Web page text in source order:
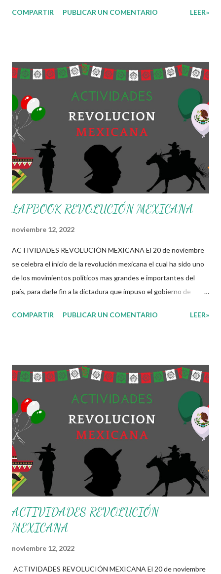
Francisco I Madero con el Plan de San Luis, este movimiento fue
por parte de los mexicanos en aquella época. Es por eso
compartir una serie de actividades que nos permitan trabajar
con nuestros aprendientes temas que les ayudaran conocer
mas sobre sobre la revolución mexicana y fomentar el
nacionalismo en ellos. Recuerden que los materiales que aquí
les compartimos se hacen con fin educativo, didáctico e
informativo, damos gracias a todo...
COMPARTIR PUBLICAR UN COMENTARIO LEER»
LAPBOOK REVOLUCIÓN MEXICANA
noviembre 12, 2022
ACTIVIDADES REVOLUCIÓN MEXICANA El 20 de noviembre
se celebra el inicio de la revolución mexicana el cual ha sido uno
de los movimientos políticos mas grandes e importantes del
país, para darle fin a la dictadura que impuso el gobierno de
Francisco I Madero con el Plan de San Luis, este movimiento fue
por parte de los mexicanos en aquella época. Es por eso
compartir una serie de actividades que nos permitan trabajar
con nuestros aprendientes temas que les ayudaran conocer
mas sobre sobre la revolución mexicana y fomentar el
nacionalismo en ellos. Recuerden que los materiales que aquí
les compartimos se hacen con fin educativo, didáctico e
informativo, damos gracias a todos los ...
COMPARTIR PUBLICAR UN COMENTARIO LEER»
ACTIVIDADES REVOLUCIÓN
MEXICANA
noviembre 12, 2022
ACTIVIDADES REVOLUCIÓN MEXICANA El 20 de noviembre